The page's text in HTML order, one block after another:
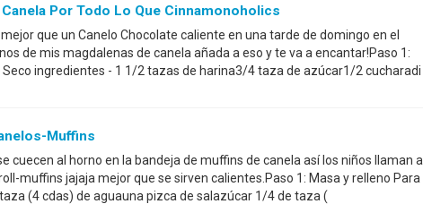
Por Todo Lo Que Cinnamonoholics
que un Canelo Chocolate caliente en una tarde de domingo en el
de mis magdalenas de canela añada a eso y te va a encantar!Paso 1:
ingredientes - 1 1/2 tazas de harina3/4 taza de azúcar1/2 cucharadi
Muffins
cuecen al horno en la bandeja de muffins de canela así los niños llaman a
muffins jajaja mejor que se sirven calientes.Paso 1: Masa y relleno Para
(4 cdas) de aguauna pizca de salazúcar 1/4 de taza (